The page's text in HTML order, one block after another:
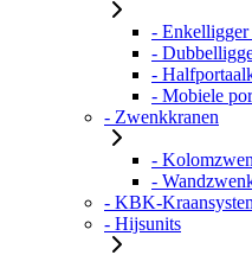
- Enkelligger
-
-
- Mobiele
- Zwenkkranen
-
-
- KBK-
- Hijsunits